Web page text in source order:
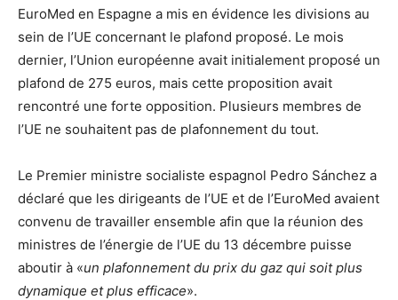
EuroMed en Espagne a mis en évidence les divisions au
sein de l’UE concernant le plafond proposé. Le mois
dernier, l’Union européenne avait initialement proposé un
plafond de 275 euros, mais cette proposition avait
rencontré une forte opposition. Plusieurs membres de
l’UE ne souhaitent pas de plafonnement du tout.
Le Premier ministre socialiste espagnol Pedro Sánchez a
déclaré que les dirigeants de l’UE et de l’EuroMed avaient
convenu de travailler ensemble afin que la réunion des
ministres de l’énergie de l’UE du 13 décembre puisse
aboutir à «un plafonnement du prix du gaz qui soit plus
dynamique et plus efficace».